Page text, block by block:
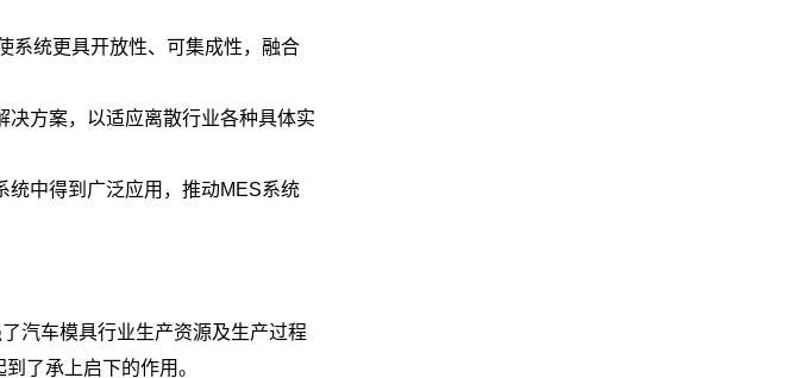
系统更具开放性、可集成性，融合
决方案，以适应离散行业各种具体实
统中得到广泛应用，推动MES系统
汽车模具行业生产资源及生产过程
了承上启下的作用。